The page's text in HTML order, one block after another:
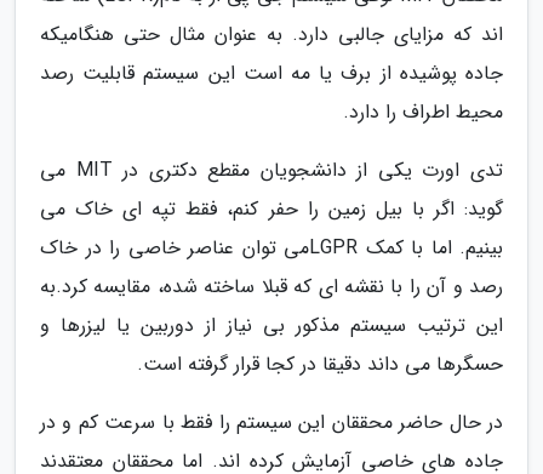
اند که مزایای جالبی دارد. به عنوان مثال حتی هنگامیکه
جاده پوشیده از برف یا مه است این سیستم قابلیت رصد
محیط اطراف را دارد.
تدی اورت یکی از دانشجویان مقطع دکتری در MIT می
گوید: اگر با بیل زمین را حفر کنم، فقط تپه ای خاک می
بینیم. اما با کمک LGPRمی توان عناصر خاصی را در خاک
رصد و آن را با نقشه ای که قبلا ساخته شده، مقایسه کرد.به
این ترتیب سیستم مذکور بی نیاز از دوربین یا لیزرها و
حسگرها می داند دقیقا در کجا قرار گرفته است.
در حال حاضر محققان این سیستم را فقط با سرعت کم و در
جاده های خاصی آزمایش کرده اند. اما محققان معتقدند